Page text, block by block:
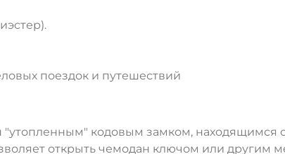
поездок и путешествий
кодовым замком, находящимся
открыть чемодан ключом или другим